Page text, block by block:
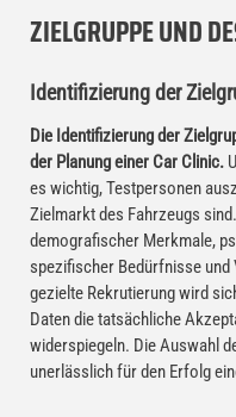
ZIELGRUPPE UND
Identifizierung der
Die Identifizierung der
der Planung einer Car Clinic.
es wichtig, Testpersonen
Zielmarkt des Fahrzeugs
demografischer Merkmale,
spezifischer Bedürfnisse
gezielte Rekrutierung wird
Daten die tatsächliche
widerspiegeln. Die Auswahl
unerlässlich für den Erfolg